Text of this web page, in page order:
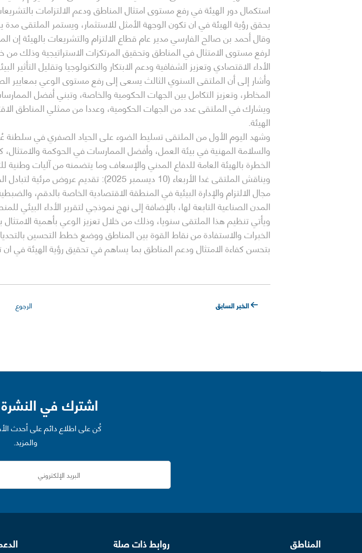
استكمال دور الهيئة في رفع مستوى امتثال المناطق ودعم الالتزامات
يحقق رؤية الهيئة في ان تكون الوجهة الأمثل للاستثمار، ويستمر الملتقى مدة
وقال أحمد بن صالح الفارسي مدير عام قطاع الالتزام والتشريعات بالهيئة إن
لرفع مستوى الامتثال في المناطق وتحقيق المرتكزات الاستراتيجية وذلك من
الأداء الاقتصادي وتعزيز الشفافية ودعم الابتكار والتكنولوجيا وتقليل التأثير
وأشار إلى أن الملتقى السنوي الثالث يسعى إلى رفع مستوى الوعي بمعايير الصحة
المخاطر، وتعزيز التكامل بين الجهات الحكومية والخاصة، وتبني أفضل
ويشارك في الملتقى عدد من الجهات الحكومية، وعددا من ممثلي المناطق
الهيئة.
وشهد اليوم الأول من الملتقى تسليط الضوء على الحياد الصفري في سلطنة
والسلامة المهنية في بيئة العمل، وأفضل الممارسات في الحوكمة
الخطرة بالهيئة العامة للدفاع المدني والإسعاف وما يتضمنه من آليات وطنية
ويناقش الملتقى غدا الأربعاء (10 ديسمبر
مجال الالتزام والإدارة البيئية في المنطقة الاقتصادية الخاصة بالدقم،
المدن الصناعية التابعة لها، بالإضافة إلى نهج نموذجي لتقرير الأداء البيئي
ويأتي تنظيم هذا الملتقى سنويا، وذلك من خلال تعزيز الوعي بأهمية
الخبرات والاستفادة من نقاط القوة بين المناطق ووضع خطط التحسين
بتحسن كفاءة الامتثال ودعم المناطق بما يساهم في تحقيق رؤية الهيئة في ان
الخبر السابق الرجوع
اشترك في النشرة
كُن على اطلاع دائم على أحدث
والمزيد.
المناطق روابط ذات صلة